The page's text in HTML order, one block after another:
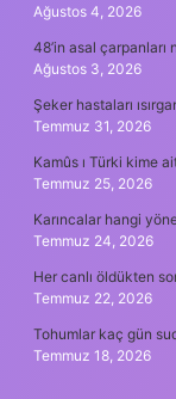
Ağustos 4, 2026
48’in asal çarpanları
Ağustos 3, 2026
Şeker hastaları
Temmuz 31, 2026
Kamûs ı Türki kime
Temmuz 25, 2026
Karıncalar hangi
Temmuz 24, 2026
Her canlı öldükten
Temmuz 22, 2026
Tohumlar kaç gün
Temmuz 18, 2026